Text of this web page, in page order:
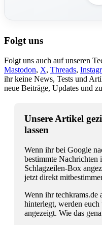
Folgt uns
Folgt uns auch auf unseren
Mastodon, X, Threads,
ihr keine News, Tests und
neue Beiträge, Updates und
Unsere Artikel
lassen
Wenn ihr bei Google
bestimmte Nachrichten
Schlagzeilen-Box
jetzt direkt
Wenn ihr techkrams.de
hinterlegt, werden
angezeigt. Wie das